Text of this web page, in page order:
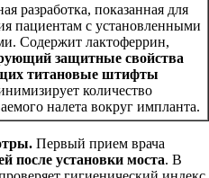
разработка, показанная для
пациентам с установленными
Содержит лактоферрин,
защитные свойства
титановые штифты
количество
налета вокруг импланта.
Первый прием врача
после установки моста. В